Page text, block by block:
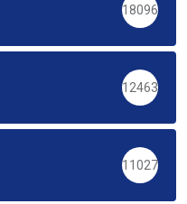
18096
12463
11027